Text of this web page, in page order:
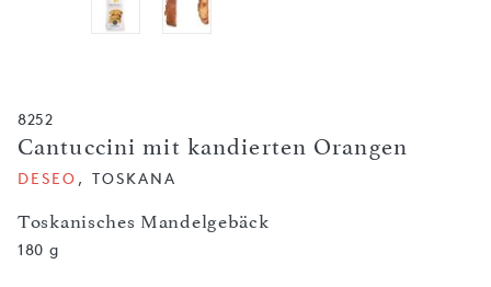
8252
Cantuccini mit kandierten Orangen
Toskanisches Mandelgebäck
DESEO , TOSKANA
180 g